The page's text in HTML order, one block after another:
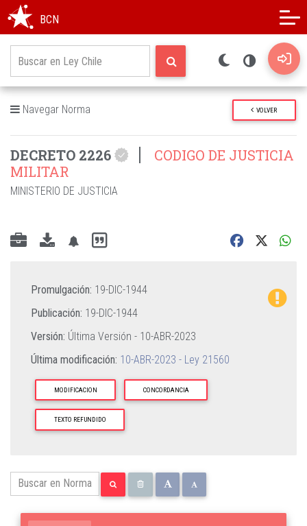
BCN
Navegar Norma VOLVER
DECRETO 2226
CODIGO DE JUSTICIA
MILITAR
MINISTERIO DE JUSTICIA
Promulgación: 19-DIC-1944
Publicación: 19-DIC-1944
Versión: Última Versión - 10-ABR-2023
Última modificación: 10-ABR-2023 - Ley 21560
MODIFICACION CONCORDANCIA
TEXTO REFUNDIDO